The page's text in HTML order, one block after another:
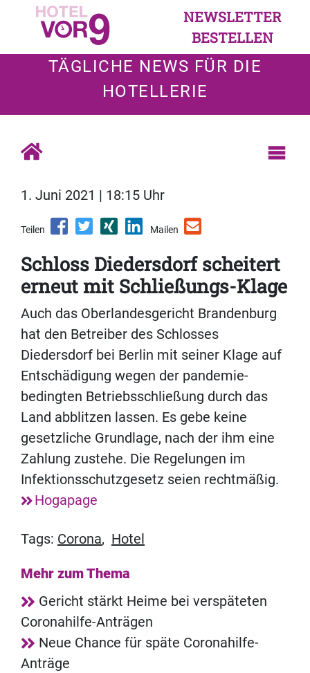
NEWSLETTER
BESTELLEN
TÄGLICHE NEWS FÜR DIE
HOTELLERIE
1. Juni 2021 | 18:15 Uhr
Teilen Mailen
Schloss Diedersdorf scheitert
erneut mit Schließungs-Klage
Auch das Oberlandesgericht Brandenburg
hat den Betreiber des Schlosses
Diedersdorf bei Berlin mit seiner Klage auf
Entschädigung wegen der pandemie-
bedingten Betriebsschließung durch das
Land abblitzen lassen. Es gebe keine
gesetzliche Grundlage, nach der ihm eine
Zahlung zustehe. Die Regelungen im
Infektionsschutzgesetz seien rechtmäßig.
Hogapage
Tags: Corona, Hotel
Mehr zum Thema
Gericht stärkt Heime bei verspäteten
Coronahilfe-Anträgen
Neue Chance für späte Coronahilfe-
Anträge